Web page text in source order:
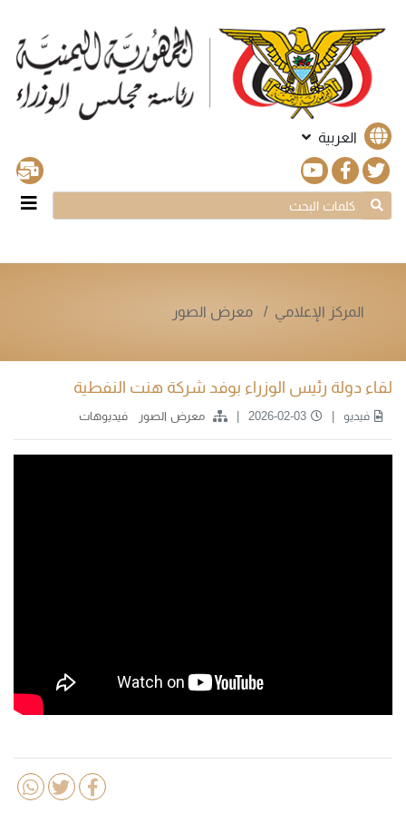
العربية
المركز الإعلامي معرض الصور
لقاء دولة رئيس الوزراء بوفد شركة هنت النفطية
فيديو 2026-02-03 معرض الصور فيديوهات